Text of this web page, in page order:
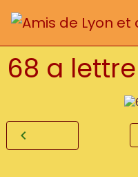
68 a lettre